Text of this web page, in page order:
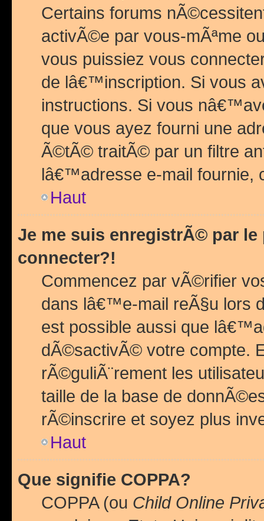
Certains forums
activÃ©e par vous-mÃªme
vous puissiez vous
de lâ€™inscription. Si vous
instructions. Si vous
que vous ayez fourni une
Ã©tÃ© traitÃ© par un filtre
lâ€™adresse e-mail fournie,
Haut
Je me suis enregistrÃ© par
connecter?!
Commencez par vÃ©rifier
dans lâ€™e-mail reÃ§u lors
est possible aussi que
dÃ©sactivÃ© votre compte.
rÃ©guliÃ¨rement les
taille de la base de
rÃ©inscrire et soyez plus
Haut
Que signifie COPPA?
COPPA (ou Child Online